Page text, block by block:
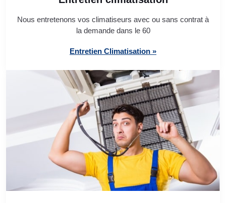
Nous entretenons vos climatiseurs avec ou sans contrat à
la demande dans le 60
Entretien Climatisation »